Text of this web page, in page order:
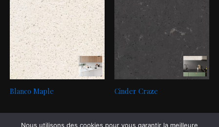
Blanco Maple Cinder Craze
Nous utilisons des cookies pour vous garantir la meilleure